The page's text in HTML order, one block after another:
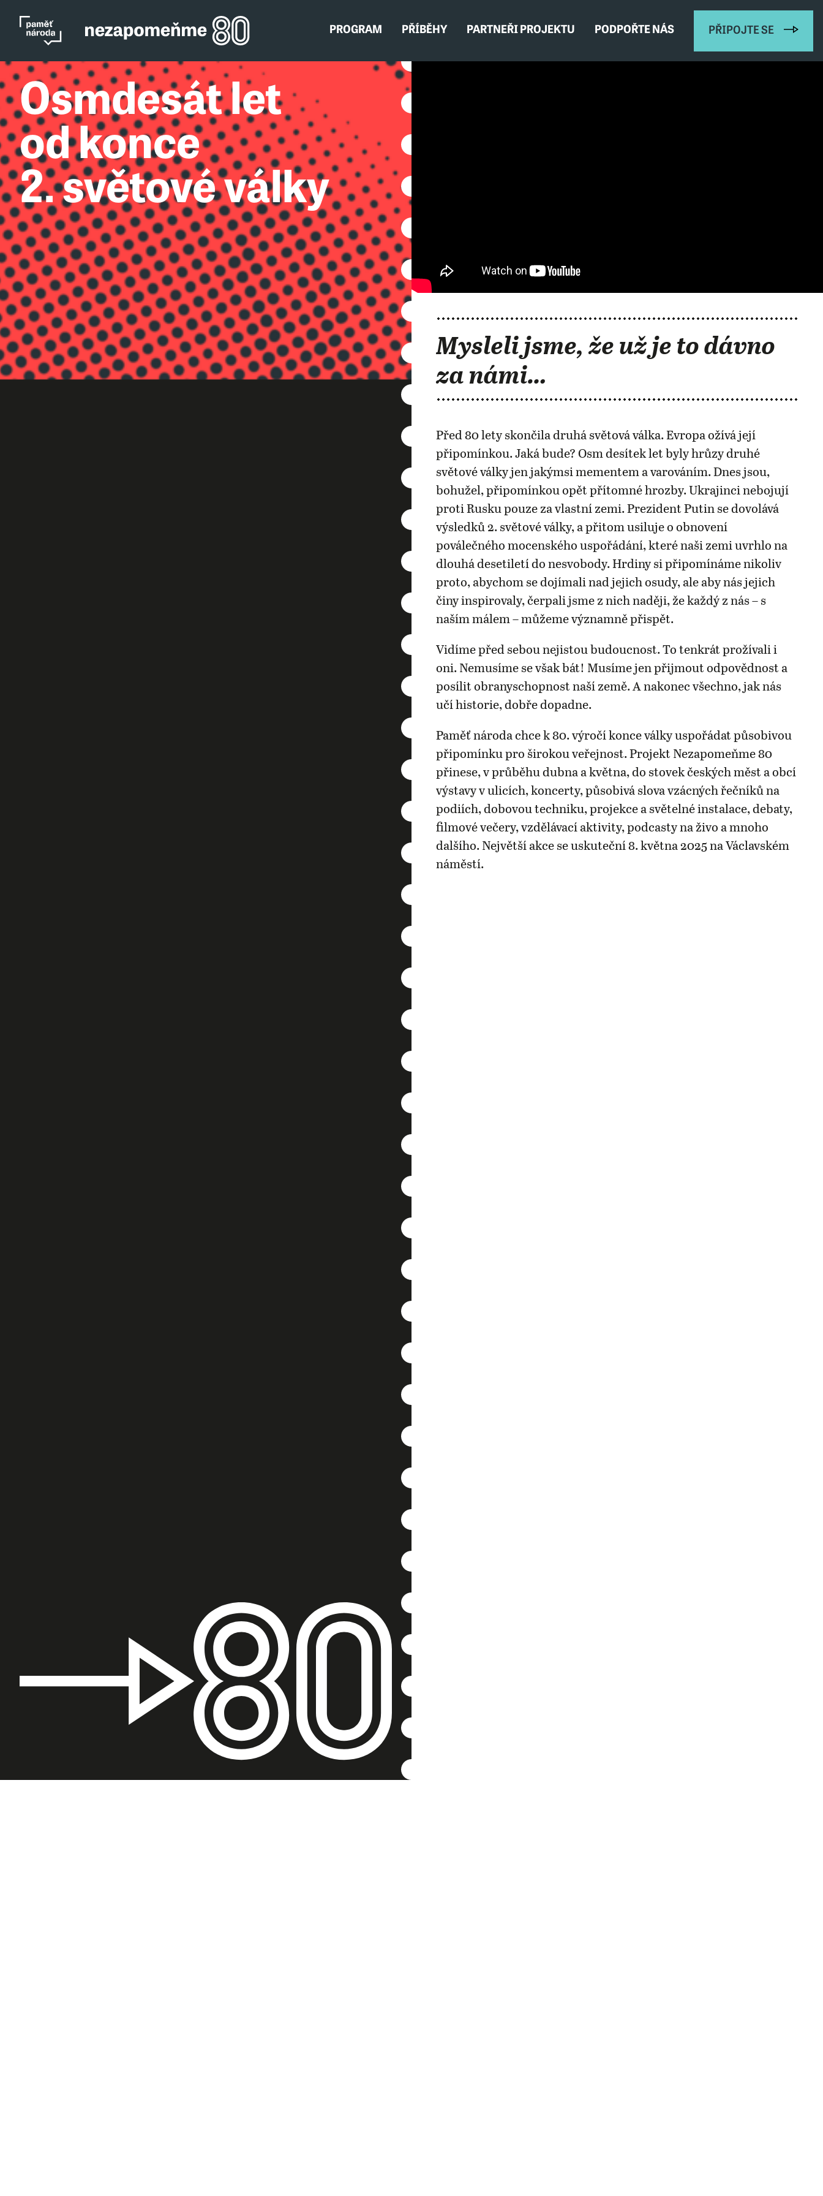
PROGRAM PŘÍBĚHY PARTNEŘI PROJEKTU PODPOŘTE NÁS PŘIPOJTE SE
Osmdesát let
od konce
2. světové války
Mysleli jsme, že už je to dávno
za námi…
Před 80 lety skončila druhá světová válka. Evropa ožívá její
připomínkou. Jaká bude? Osm desítek let byly hrůzy druhé
světové války jen jakýmsi mementem a varováním. Dnes jsou,
bohužel, připomínkou opět přítomné hrozby. Ukrajinci nebojují
proti Rusku pouze za vlastní zemi. Prezident Putin se dovolává
výsledků 2. světové války, a přitom usiluje o obnovení
poválečného mocenského uspořádání, které naši zemi uvrhlo na
dlouhá desetiletí do nesvobody. Hrdiny si připomínáme nikoliv
proto, abychom se dojímali nad jejich osudy, ale aby nás jejich
činy inspirovaly, čerpali jsme z nich naději, že každý z nás – s
naším málem – můžeme významně přispět.
Vidíme před sebou nejistou budoucnost. To tenkrát prožívali i
oni. Nemusíme se však bát! Musíme jen přijmout odpovědnost a
posílit obranyschopnost naší země. A nakonec všechno, jak nás
učí historie, dobře dopadne.
Paměť národa chce k 80. výročí konce války uspořádat působivou
připomínku pro širokou veřejnost. Projekt Nezapomeňme 80
přinese, v průběhu dubna a května, do stovek českých měst a obcí
výstavy v ulicích, koncerty, působivá slova vzácných řečníků na
podiích, dobovou techniku, projekce a světelné instalace, debaty,
filmové večery, vzdělávací aktivity, podcasty na živo a mnoho
dalšího. Největší akce se uskuteční 8. května 2025 na Václavském
náměstí.